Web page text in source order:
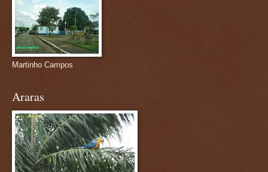
Martinho Campos
Araras